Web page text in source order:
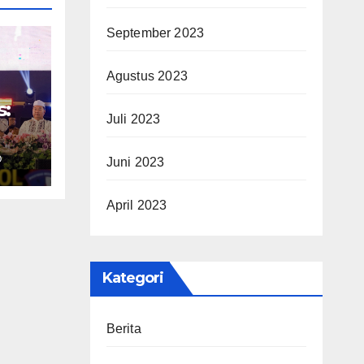
September 2023
Agustus 2023
Juli 2023
Juni 2023
April 2023
Kategori
Berita